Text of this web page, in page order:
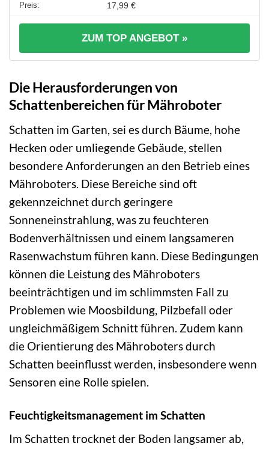
17,99 €
ZUM TOP ANGEBOT »
Die Herausforderungen von
Schattenbereichen für Mähroboter
Schatten im Garten, sei es durch Bäume, hohe
Hecken oder umliegende Gebäude, stellen
besondere Anforderungen an den Betrieb eines
Mähroboters. Diese Bereiche sind oft
gekennzeichnet durch geringere
Sonneneinstrahlung, was zu feuchteren
Bodenverhältnissen und einem langsameren
Rasenwachstum führen kann. Diese Bedingungen
können die Leistung des Mähroboters
beeinträchtigen und im schlimmsten Fall zu
Problemen wie Moosbildung, Pilzbefall oder
ungleichmäßigem Schnitt führen. Zudem kann
die Orientierung des Mähroboters durch
Schatten beeinflusst werden, insbesondere wenn
Sensoren eine Rolle spielen.
Feuchtigkeitsmanagement im Schatten
Im Schatten trocknet der Boden langsamer ab,